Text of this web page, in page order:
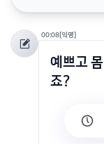
00:08[익명]
예쁘고
죠?